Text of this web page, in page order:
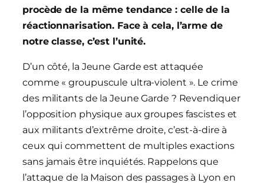
procède de la même tendance : celle de la
réactionnarisation. Face à cela, l’arme de
notre classe, c’est l’unité.
D’un côté, la Jeune Garde est attaquée
comme « groupuscule ultra-violent ». Le crime
des militants de la Jeune Garde ? Revendiquer
l’opposition physique aux groupes fascistes et
aux militants d’extrême droite, c’est-à-dire à
ceux qui commettent de multiples exactions
sans jamais être inquiétés. Rappelons que
l’attaque de la Maison des passages à Lyon en